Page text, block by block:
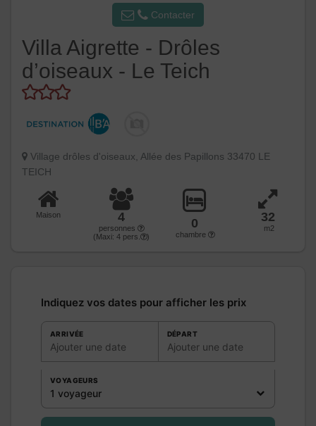
Contacter
Villa Aigrette - Drôles
d’oiseaux - Le Teich
Village drôles d'oiseaux, Allée des Papillons 33470 LE
TEICH
Maison 4
personnes
(Maxi: 4 pers. )
0
chambre
32
m2
Indiquez vos dates pour afficher les prix
ARRIVÉE
Ajouter une date
DÉPART
Ajouter une date
VOYAGEURS
1 voyageur